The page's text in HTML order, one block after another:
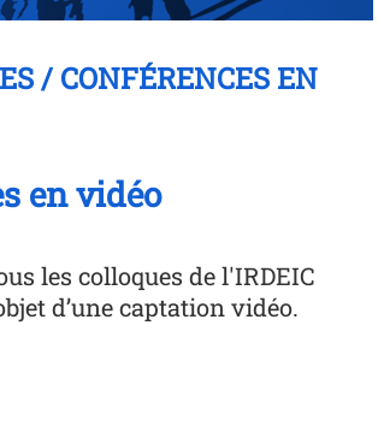
/ CONFÉRENCES EN
en vidéo
les colloques de l'IRDEIC
d’une captation vidéo.